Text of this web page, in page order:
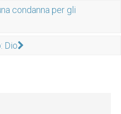
condanna per gli
Dio